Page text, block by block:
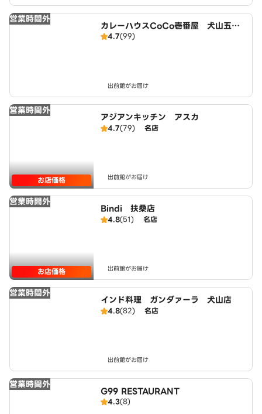
営業時間外
カレーハウスCoCo壱番屋 犬山五郎
丸店（SD）
4.7(99)
出前館がお届け
営業時間外
お店価格
アジアンキッチン アスカ
4.7(79) 名店
出前館がお届け
営業時間外
お店価格
Bindi 扶桑店
4.8(51) 名店
出前館がお届け
営業時間外
インド料理 ガンダァーラ 犬山店
4.8(82) 名店
出前館がお届け
営業時間外
G99 RESTAURANT
4.3(8)